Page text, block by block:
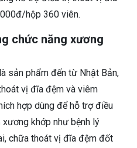
hộp 360 viên.
chức năng xương
sản phẩm đến từ Nhật Bản,
vị đĩa đệm và viêm
hợp dùng để hỗ trợ điều
khớp như bệnh lý
chữa thoát vị đĩa đệm đốt